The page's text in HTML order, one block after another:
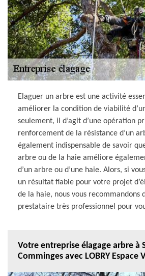
Elaguer un arbre est une activité
améliorer la condition de viabilité
seulement, il d’agit d’une opération
renforcement de la résistance d’un
également indispensable de savoir
arbre ou de la haie améliore
d’un arbre ou d’une haie. Alors, si
un résultat fiable pour votre projet
de la haie, nous vous recommandons
prestataire très professionnel pour
Votre entreprise élagage arbre à
Comminges avec LOBRY Espace